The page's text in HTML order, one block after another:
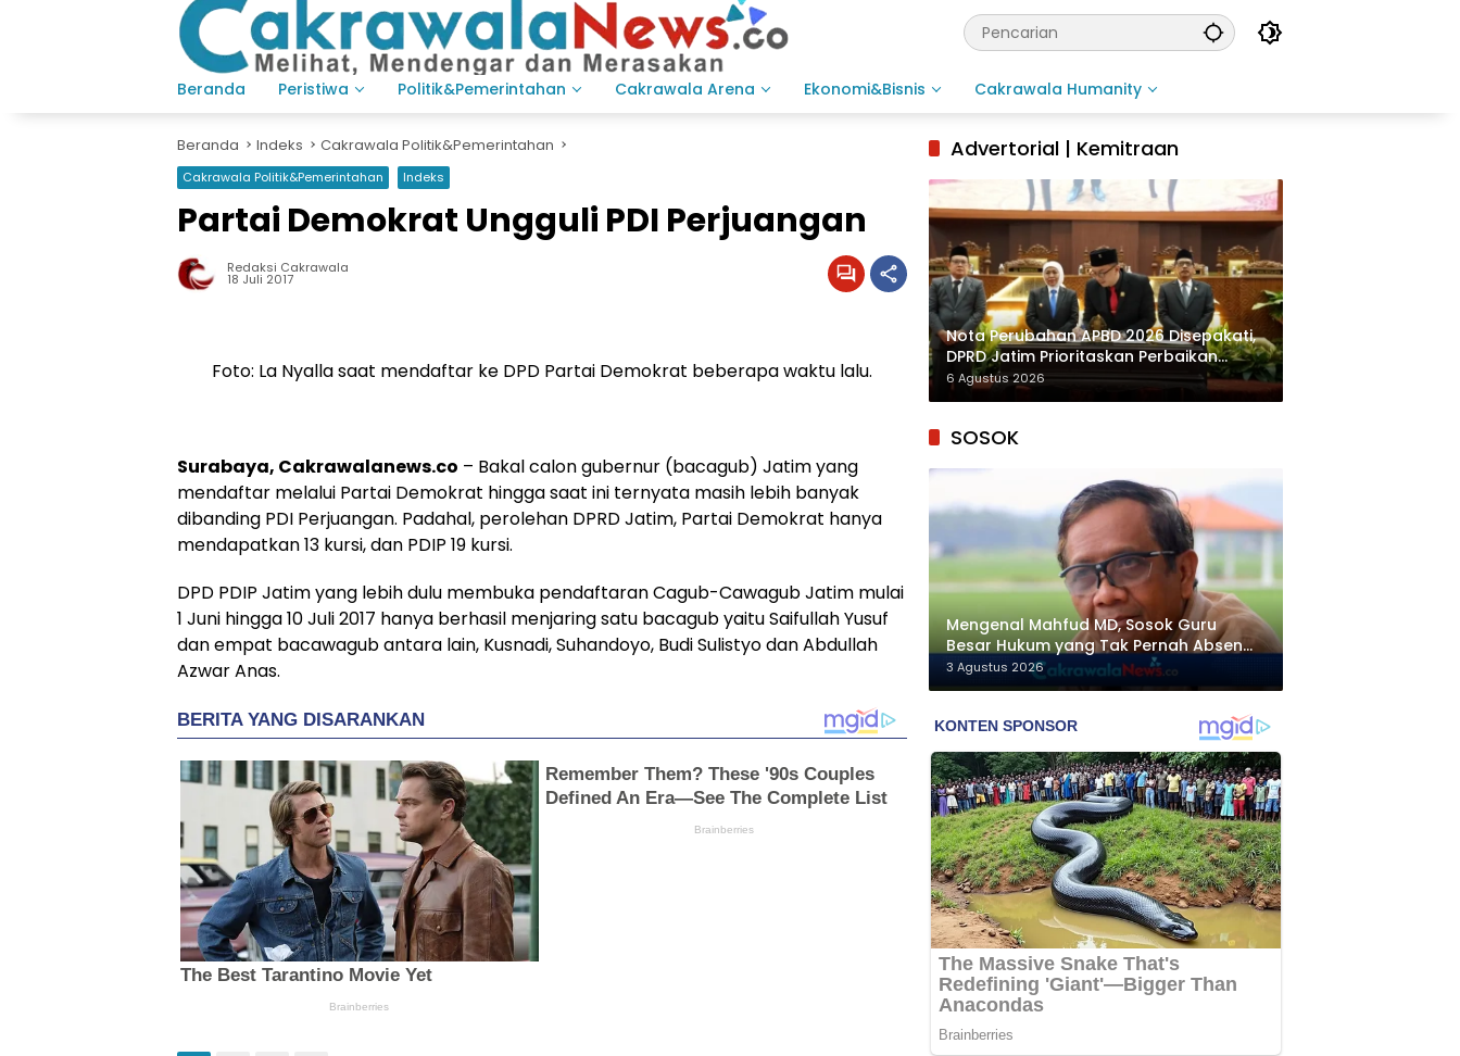
Beranda
Peristiwa Politik&Pemerintahan Cakrawala Arena Ekonomi&Bisnis Cakrawala Humanity
Beranda Indeks Cakrawala Politik&Pemerintahan
Cakrawala Politik&Pemerintahan Indeks
Partai Demokrat Ungguli PDI Perjuangan
Redaksi Cakrawala
18 Juli 2017
Foto: La Nyalla saat mendaftar ke DPD Partai Demokrat beberapa waktu lalu.
Surabaya, Cakrawalanews.co – Bakal calon gubernur (bacagub) Jatim yang
mendaftar melalui Partai Demokrat hingga saat ini ternyata masih lebih banyak
dibanding PDI Perjuangan. Padahal, perolehan DPRD Jatim, Partai Demokrat hanya
mendapatkan 13 kursi, dan PDIP 19 kursi.
DPD PDIP Jatim yang lebih dulu membuka pendaftaran Cagub-Cawagub Jatim mulai
1 Juni hingga 10 Juli 2017 hanya berhasil menjaring satu bacagub yaitu Saifullah Yusuf
dan empat bacawagub antara lain, Kusnadi, Suhandoyo, Budi Sulistyo dan Abdullah
Azwar Anas.
Advertorial | Kemitraan
Nota Perubahan APBD 2026 Disepakati,
DPRD Jatim Prioritaskan Perbaikan
Infrastruktur dan Penyelesaian TPG
6 Agustus 2026
SOSOK
Mengenal Mahfud MD, Sosok Guru
Besar Hukum yang Tak Pernah Absen
Mengawal Isu Bangsa
3 Agustus 2026